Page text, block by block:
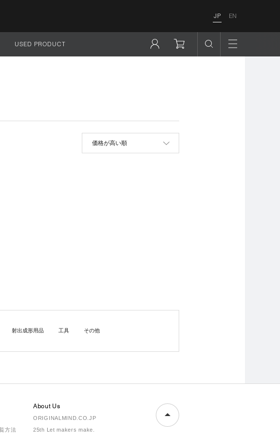
JP EN
USED PRODUCT
並べ替え
価格が高い順
射出成形用品 工具 その他
方法
About Us
ORIGINALMIND.CO.JP
25th Let makers make.